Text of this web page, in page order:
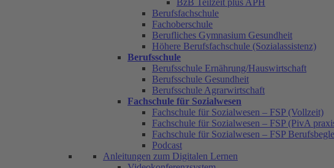
BzB Teilzeit plus APH
Berufsfachschule
Fachoberschule
Berufliches Gymnasium Gesundheit
Höhere Berufsfachschule (Sozialassistenz)
Berufsschule
Berufsschule Ernährung/Hauswirtschaft
Berufsschule Gesundheit
Berufsschule Agrarwirtschaft
Fachschule für Sozialwesen
Fachschule für Sozialwesen – FSP (Vollzeit)
Fachschule für Sozialwesen – FSP (PivA
Fachschule für Sozialwesen – FSP
Podcast
Anleitungen zum Digitalen Lernen